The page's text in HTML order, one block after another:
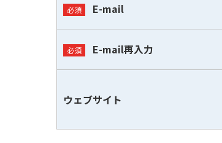
E-mail
E-mail再入力
ウェブサイト